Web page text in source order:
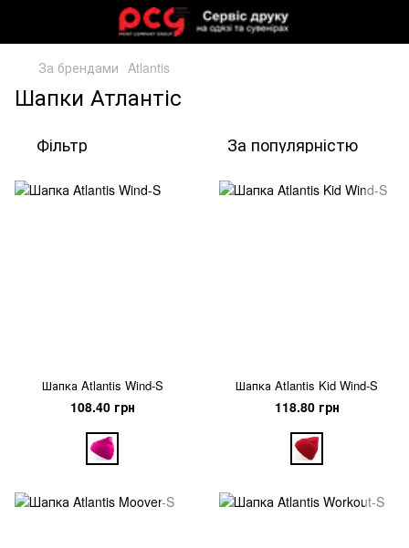
За брендами Atlantis
Шапки Атлантіс
Фільтр За популярністю
Шапка Atlantis Wind-S
108.40 грн
Шапка Atlantis Kid Wind-S
118.80 грн